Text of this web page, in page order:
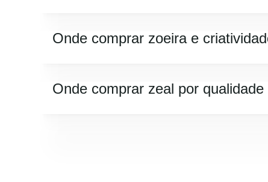
Onde comprar zoeira e
Onde comprar zeal por qualidade